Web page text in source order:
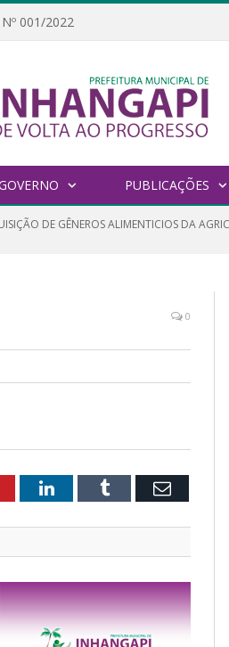
Nº 001/2022
PUBLICAÇÕES
DE GÊNEROS ALIMENTICIOS DA
0
LinkedInTumblr Email